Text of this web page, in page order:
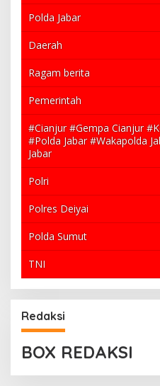
Polda Jabar
Daerah
Ragam berita
Pemerintah
#Cianjur #Gempa Cianjur
#Polda Jabar #Wakapolda
Jabar
Polri
Polres Deiyai
Polda Sumut
TNI
Redaksi
BOX REDAKSI